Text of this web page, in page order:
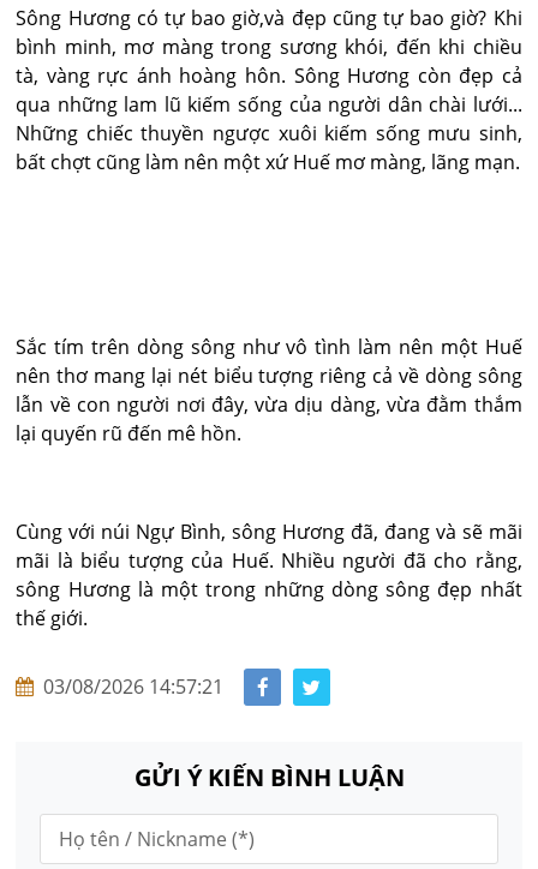
Sông Hương có tự bao giờ,và đẹp cũng tự bao giờ? Khi
bình minh, mơ màng trong sương khói, đến khi chiều
tà, vàng rực ánh hoàng hôn. Sông Hương còn đẹp cả
qua những lam lũ kiếm sống của người dân chài lưới...
Những chiếc thuyền ngược xuôi kiếm sống mưu sinh,
bất chợt cũng làm nên một xứ Huế mơ màng, lãng mạn.
Sắc tím trên dòng sông như vô tình làm nên một Huế
nên thơ mang lại nét biểu tượng riêng cả về dòng sông
lẫn về con người nơi đây, vừa dịu dàng, vừa đằm thắm
lại quyến rũ đến mê hồn.
Cùng với núi Ngự Bình, sông Hương đã, đang và sẽ mãi
mãi là biểu tượng của Huế. Nhiều người đã cho rằng,
sông Hương là một trong những dòng sông đẹp nhất
thế giới.
03/08/2026 14:57:21
GỬI Ý KIẾN BÌNH LUẬN